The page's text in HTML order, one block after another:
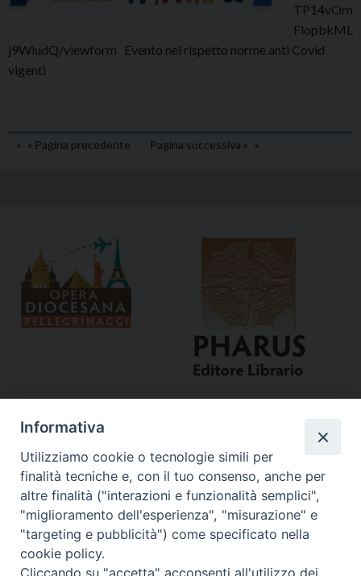
TP14vOrn
FlopbkML
j9WiudQ/viewform Evento nel rispetto norme anti Covid
vigenti
« Pagina precedente Pagina successiva »
Curia
Via del Seminario, 61 - 57122 Livorno LI
Informativa
Utilizziamo cookie o tecnologie simili per
finalità tecniche e, con il tuo consenso, anche per
altre finalità ("interazioni e funzionalità semplici",
"miglioramento dell'esperienza", "misurazione" e
"targeting e pubblicità") come specificato nella
cookie policy.